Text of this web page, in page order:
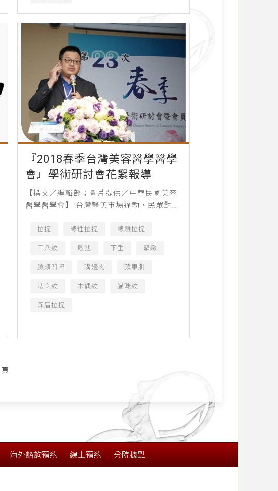
『2018春季台灣美容醫學醫學
會』學術研討會花絮報導
【撰文／編輯部；圖片提供／中華民國美容
醫學醫學會】 台灣醫美市場蓬勃，民眾對於
出新，眾多醫師為了精進自己，固定都會參
拉提 線性拉提 線雕拉提
三八紋 鬆弛 下垂 緊緻
臉頰凹陷 嘴邊肉 蘋果肌
法令紋 木偶紋 貓咪紋
深層拉提
頁
海外諮詢預約 線上預約 分院據點